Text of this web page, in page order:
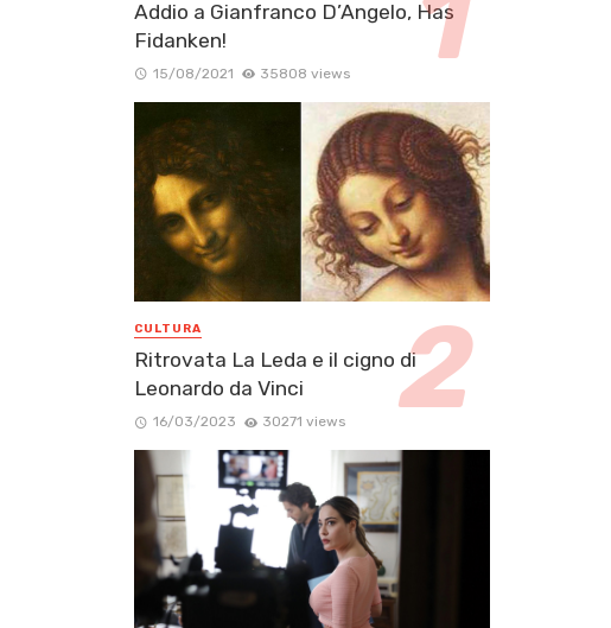
Addio a Gianfranco D’Angelo, Has
Fidanken!
15/08/2021 35808 views
CULTURA
Ritrovata La Leda e il cigno di
Leonardo da Vinci
16/03/2023 30271 views